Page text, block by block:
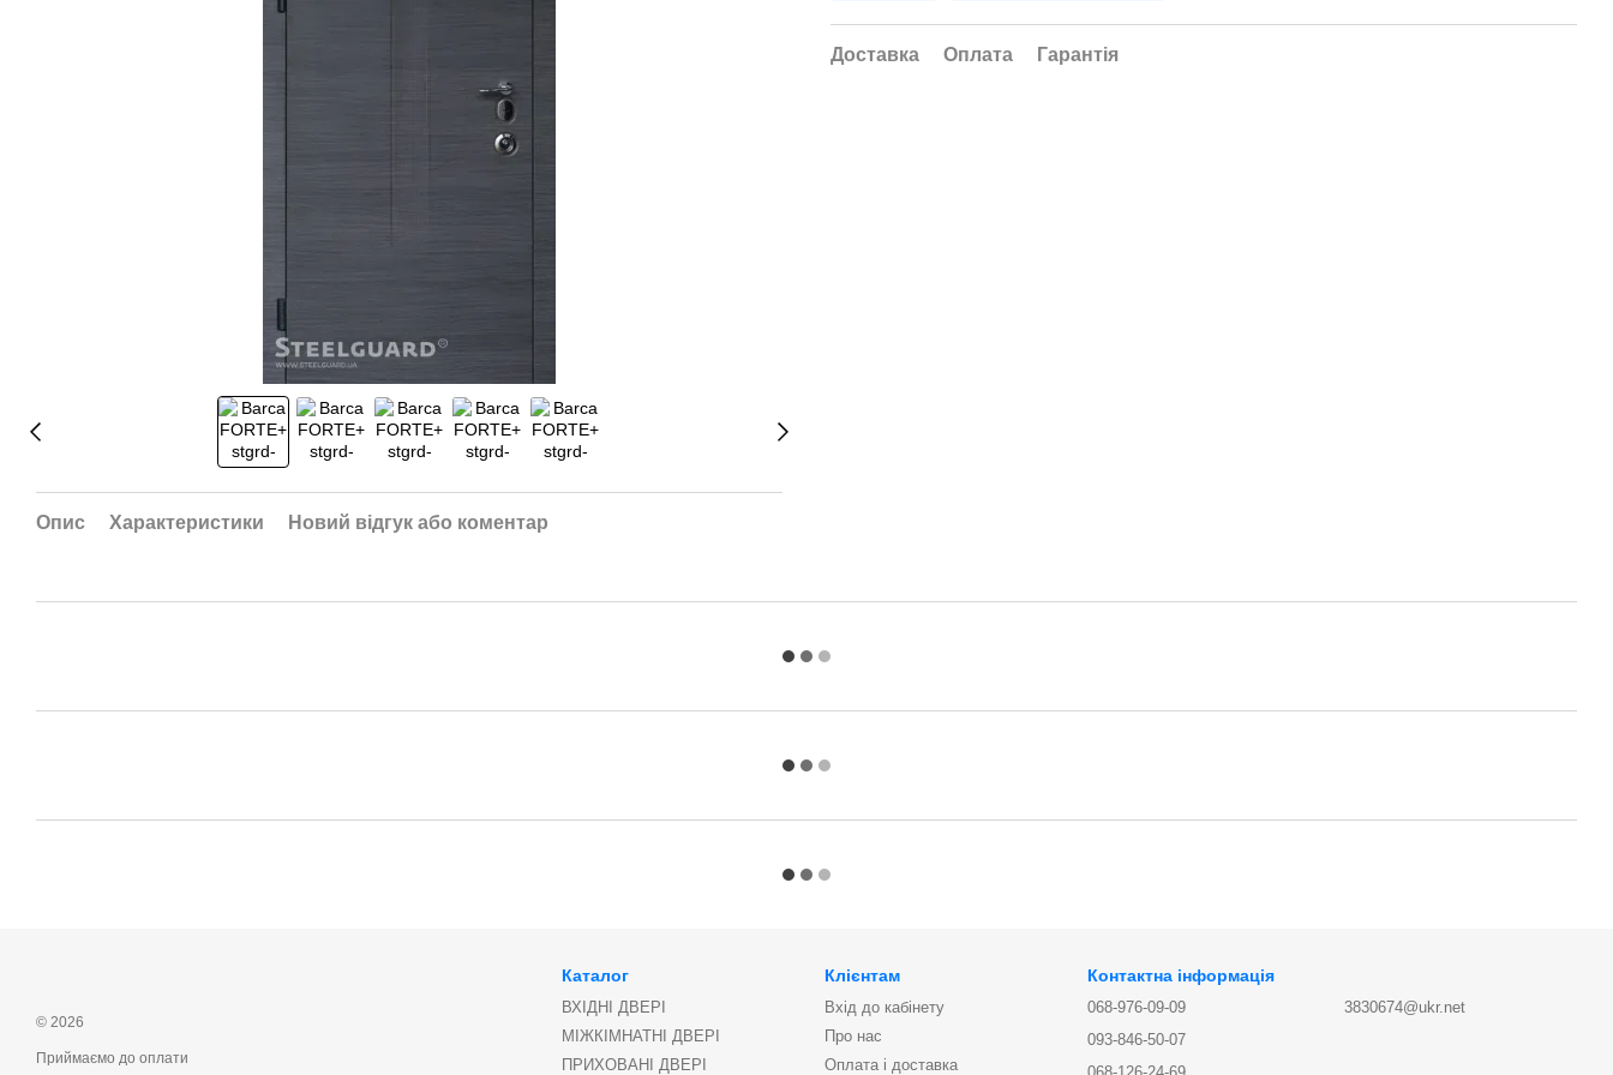
Опис Характеристики Новий відгук або коментар
Доставка Оплата Гарантія
© 2026
Приймаємо до оплати
Каталог
ВХІДНІ ДВЕРІ
МІЖКІМНАТНІ ДВЕРІ
ПРИХОВАНІ ДВЕРІ
Клієнтам
Вхід до кабінету
Про нас
Оплата і доставка
Контактна інформація
068-976-09-09
093-846-50-07
3830674@ukr.net